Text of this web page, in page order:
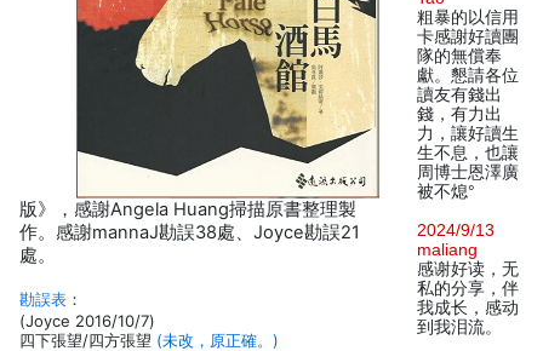
版》，感謝Angela Huang掃描原書整理製
作。感謝mannaJ勘誤38處、Joyce勘誤21
處。
勘誤表 ：
(Joyce 2016/10/7)
四下張望/四方張望 (未改，原正確。)
粗暴的以信用
卡感謝好讀團
隊的無償奉
獻。懇請各位
讀友有錢出
錢，有力出
力，讓好讀生
生不息，也讓
周博士恩澤廣
被不熄°
2024/9/13
maliang
感谢好读，无
私的分享，伴
我成长，感动
到我泪流。